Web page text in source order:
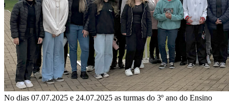
No dias 07.07.2025 e 24.07.2025 as turmas do 3º ano do Ensino